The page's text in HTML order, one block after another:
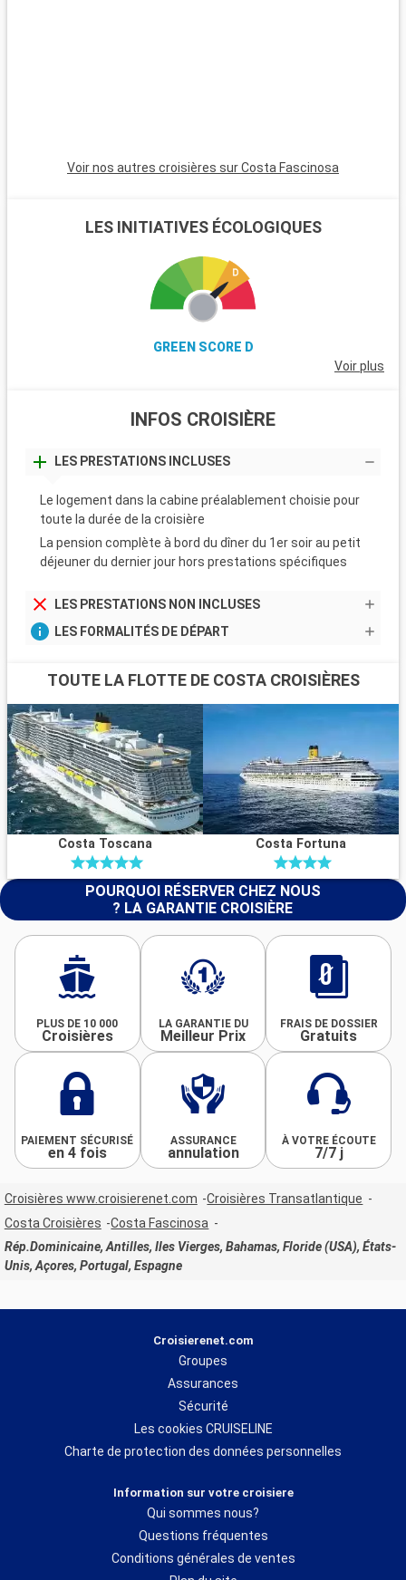
Voir nos autres croisières sur Costa Fascinosa
LES INITIATIVES ÉCOLOGIQUES
GREEN SCORE D
Voir plus
INFOS CROISIÈRE
LES PRESTATIONS INCLUSES
Le logement dans la cabine préalablement choisie pour
toute la durée de la croisière
La pension complète à bord du dîner du 1er soir au petit
déjeuner du dernier jour hors prestations spécifiques
LES PRESTATIONS NON INCLUSES
LES FORMALITÉS DE DÉPART
TOUTE LA FLOTTE DE COSTA CROISIÈRES
Costa Toscana Costa Fortuna
POURQUOI RÉSERVER CHEZ NOUS
? LA GARANTIE CROISIÈRE
PLUS DE 10 000
Croisières
LA GARANTIE DU
Meilleur Prix
FRAIS DE DOSSIER
Gratuits
PAIEMENT SÉCURISÉ
en 4 fois
ASSURANCE
annulation
À VOTRE ÉCOUTE
7/7 j
Croisières www.croisierenet.com
Croisières Transatlantique
Costa Croisières
Costa Fascinosa
Rép.Dominicaine, Antilles, Iles Vierges, Bahamas, Floride (USA), États-
Unis, Açores, Portugal, Espagne
Croisierenet.com
Groupes
Assurances
Sécurité
Les cookies CRUISELINE
Charte de protection des données personnelles
Information sur votre croisiere
Qui sommes nous?
Questions fréquentes
Conditions générales de ventes